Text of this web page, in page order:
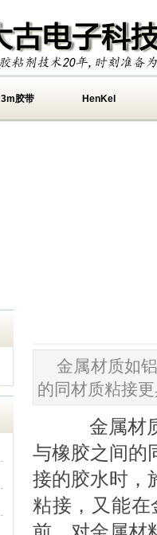
3m胶带 HenKel
金属材质如
的同材质粘接
金属材质
与橡胶之间的
接的胶水时，
粘接，又能